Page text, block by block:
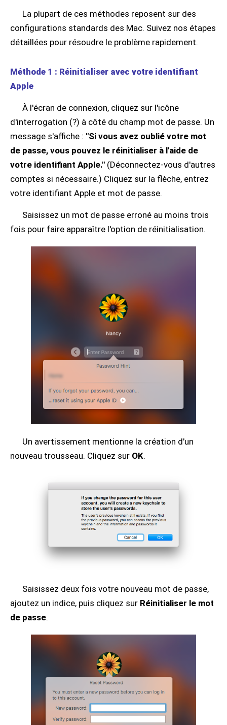
La plupart de ces méthodes reposent sur des
configurations standards des Mac. Suivez nos étapes
détaillées pour résoudre le problème rapidement.
Méthode 1 : Réinitialiser avec votre identifiant
Apple
À l'écran de connexion, cliquez sur l'icône
d'interrogation (?) à côté du champ mot de passe. Un
message s'affiche : "Si vous avez oublié votre mot
de passe, vous pouvez le réinitialiser à l'aide de
votre identifiant Apple." (Déconnectez-vous d'autres
comptes si nécessaire.) Cliquez sur la flèche, entrez
votre identifiant Apple et mot de passe.
Saisissez un mot de passe erroné au moins trois
fois pour faire apparaître l'option de réinitialisation.
Un avertissement mentionne la création d'un
nouveau trousseau. Cliquez sur OK.
Saisissez deux fois votre nouveau mot de passe,
ajoutez un indice, puis cliquez sur Réinitialiser le mot
de passe.